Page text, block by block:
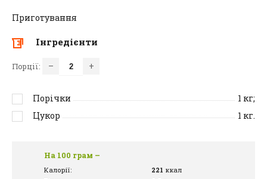
Приготування
Інгредієнти
Порції: – +
Порічки 1 кг;
Цукор
1 кг.
На 100 грам –
Калорії: 221 ккал